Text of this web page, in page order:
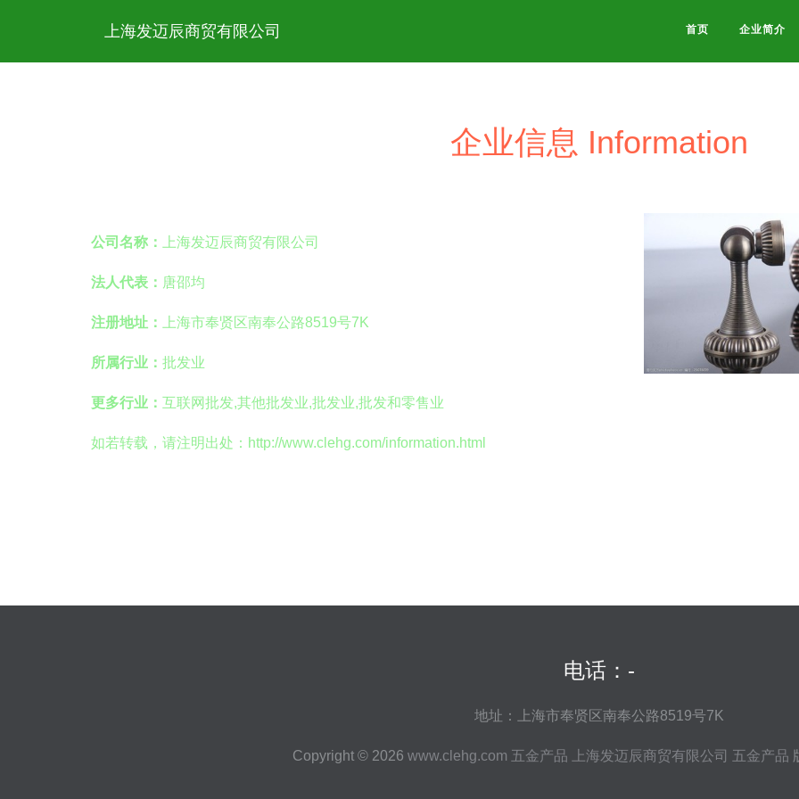
上海发迈辰商贸有限公司 首页 企业简介
企业信息 Information
公司名称： 上海发迈辰商贸有限公司
法人代表： 唐邵均
注册地址： 上海市奉贤区南奉公路8519号7K
所属行业： 批发业
更多行业： 互联网批发,其他批发业,批发业,批发和零售业
如若转载，请注明出处：http://www.clehg.com/information.html
电话：-
地址：上海市奉贤区南奉公路8519号7K
Copyright © 2026 www.clehg.com 五金产品 上海发迈辰商贸有限公司 五金产品